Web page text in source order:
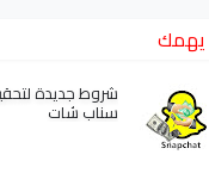
شروط جديدة
سناب شات